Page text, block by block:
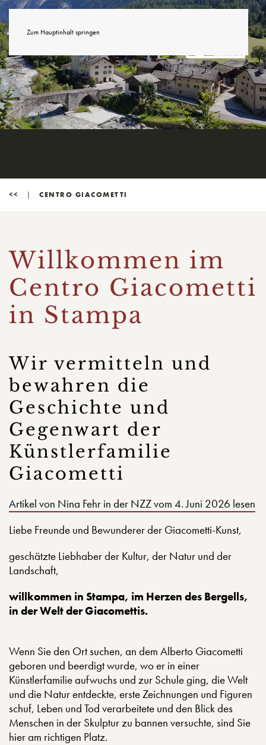
Zum Hauptinhalt springen
<< CENTRO GIACOMETTI
Willkommen im
Centro Giacometti
in Stampa
Wir vermitteln und
bewahren die
Geschichte und
Gegenwart der
Künstlerfamilie
Giacometti
Artikel von Nina Fehr in der NZZ vom 4. Juni 2026 lesen
Liebe Freunde und Bewunderer der Giacometti-Kunst,
geschätzte Liebhaber der Kultur, der Natur und der
Landschaft,
willkommen in Stampa, im Herzen des Bergells,
in der Welt der Giacomettis.
Wenn Sie den Ort suchen, an dem Alberto Giacometti
geboren und beerdigt wurde, wo er in einer
Künstlerfamilie aufwuchs und zur Schule ging, die Welt
und die Natur entdeckte, erste Zeichnungen und Figuren
schuf, Leben und Tod verarbeitete und den Blick des
Menschen in der Skulptur zu bannen versuchte, sind Sie
hier am richtigen Platz.